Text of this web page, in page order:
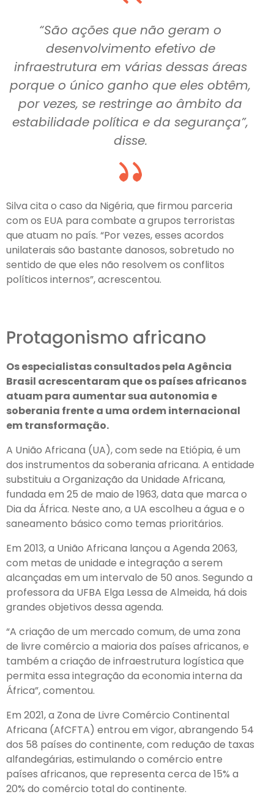
“São ações que não geram o
desenvolvimento efetivo de
infraestrutura em várias dessas áreas
porque o único ganho que eles obtêm,
por vezes, se restringe ao âmbito da
estabilidade política e da segurança”,
disse.
Silva cita o caso da Nigéria, que firmou parceria
com os EUA para combate a grupos terroristas
que atuam no país. “Por vezes, esses acordos
unilaterais são bastante danosos, sobretudo no
sentido de que eles não resolvem os conflitos
políticos internos”, acrescentou.
Protagonismo africano
Os especialistas consultados pela Agência
Brasil acrescentaram que os países africanos
atuam para aumentar sua autonomia e
soberania frente a uma ordem internacional
em transformação.
A União Africana (UA), com sede na Etiópia, é um
dos instrumentos da soberania africana. A entidade
substituiu a Organização da Unidade Africana,
fundada em 25 de maio de 1963, data que marca o
Dia da África. Neste ano, a UA escolheu a água e o
saneamento básico como temas prioritários.
Em 2013, a União Africana lançou a Agenda 2063,
com metas de unidade e integração a serem
alcançadas em um intervalo de 50 anos. Segundo a
professora da UFBA Elga Lessa de Almeida, há dois
grandes objetivos dessa agenda.
“A criação de um mercado comum, de uma zona
de livre comércio a maioria dos países africanos, e
também a criação de infraestrutura logística que
permita essa integração da economia interna da
África”, comentou.
Em 2021, a Zona de Livre Comércio Continental
Africana (AfCFTA) entrou em vigor, abrangendo 54
dos 58 países do continente, com redução de taxas
alfandegárias, estimulando o comércio entre
países africanos, que representa cerca de 15% a
20% do comércio total do continente.